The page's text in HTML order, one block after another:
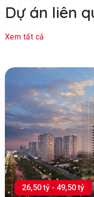
Chiều cao: 25 tầng
Dự án liên
Xem tất cả
26,50 tỷ - 49,50 tỷ